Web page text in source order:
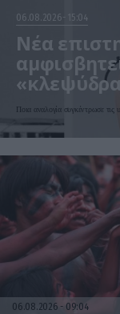
06.08.2026 15:04
Νέα
«ιδανικό»
Ποια αναλογία συγκέντρωσε τις
06.08.2026 09:04